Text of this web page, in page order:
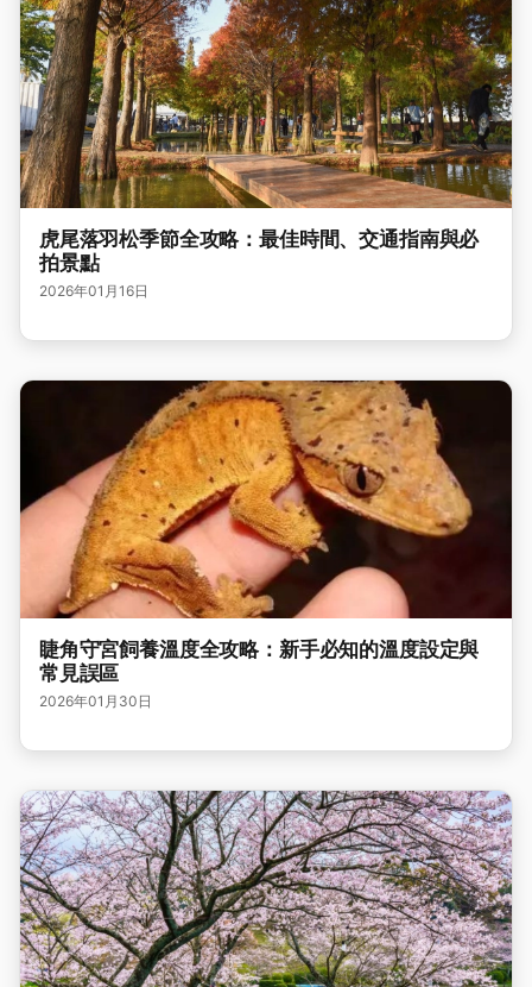
虎尾落羽松季節全攻略：最佳時間、交通指南與必
拍景點
2026年01月16日
睫角守宮飼養溫度全攻略：新手必知的溫度設定與
常見誤區
2026年01月30日